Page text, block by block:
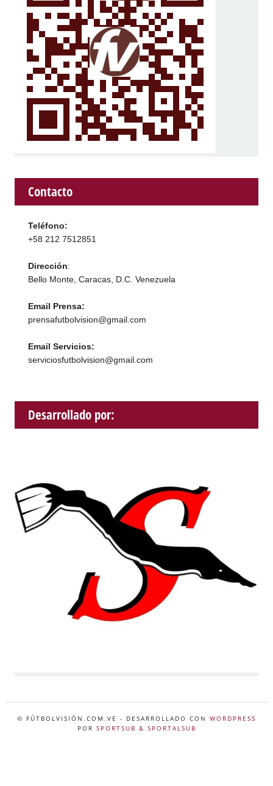
Contacto
Teléfono:
+58 212 7512851
Dirección:
Bello Monte, Caracas, D.C. Venezuela
Email Prensa:
prensafutbolvision@gmail.com
Email Servicios:
serviciosfutbolvision@gmail.com
Desarrollado por:
© FÚTBOLVISIÓN.COM.VE - DESARROLLADO CON WORDPRESS
POR SPORTSUB & SPORTALSUB